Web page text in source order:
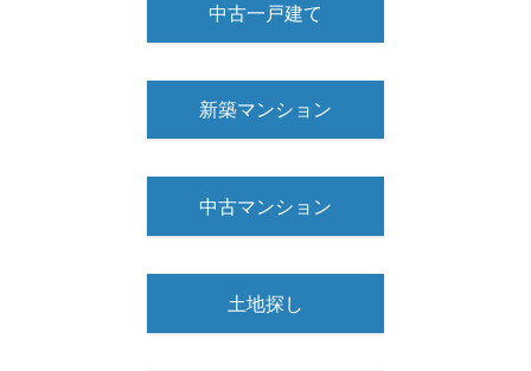
中古一戸建て
新築マンション
中古マンション
土地探し